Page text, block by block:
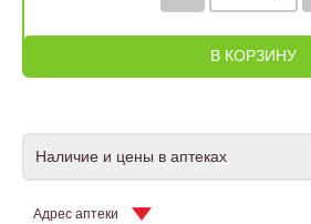
В КОРЗИНУ
Наличие и цены в аптеках
Адрес аптеки